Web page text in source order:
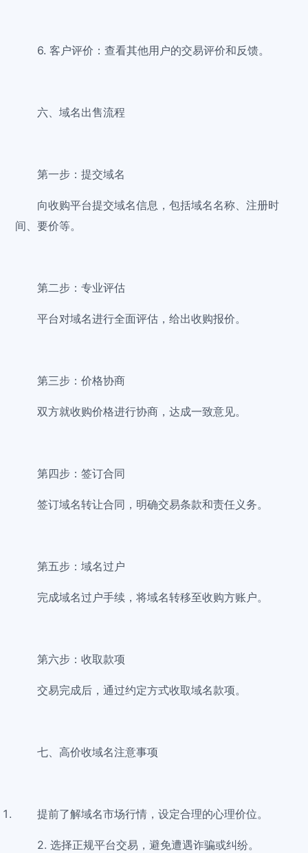
6. 客户评价：查看其他用户的交易评价和反馈。
六、域名出售流程
第一步：提交域名
向收购平台提交域名信息，包括域名名称、注册时
间、要价等。
第二步：专业评估
平台对域名进行全面评估，给出收购报价。
第三步：价格协商
双方就收购价格进行协商，达成一致意见。
第四步：签订合同
签订域名转让合同，明确交易条款和责任义务。
第五步：域名过户
完成域名过户手续，将域名转移至收购方账户。
第六步：收取款项
交易完成后，通过约定方式收取域名款项。
七、高价收域名注意事项
提前了解域名市场行情，设定合理的心理价位。
2. 选择正规平台交易，避免遭遇诈骗或纠纷。